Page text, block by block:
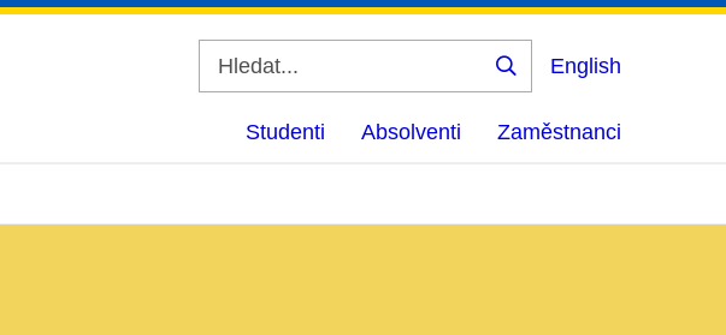
Vyhledat
English
Studenti Absolventi Zaměstnanci